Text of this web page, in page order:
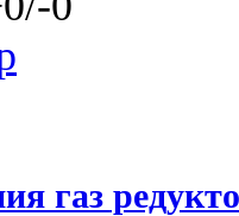
газ